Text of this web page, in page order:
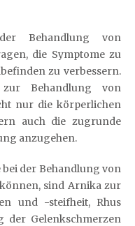
Behandlung von
die Symptome zu
zu verbessern.
zur Behandlung von
nur die körperlichen
auch die zugrunde
anzugehen.
der Behandlung von
sind Arnika zur
und -steifheit, Rhus
der Gelenkschmerzen